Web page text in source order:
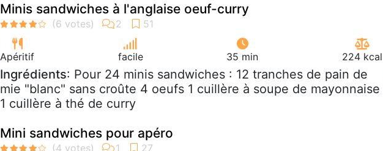
Minis sandwiches à l'anglaise oeuf-curry
Apéritif facile 35 min 224 kcal
Ingrédients: Pour 24 minis sandwiches : 12 tranches de pain de
mie "blanc" sans croûte 4 oeufs 1 cuillère à soupe de mayonnaise
1 cuillère à thé de curry
Mini sandwiches pour apéro